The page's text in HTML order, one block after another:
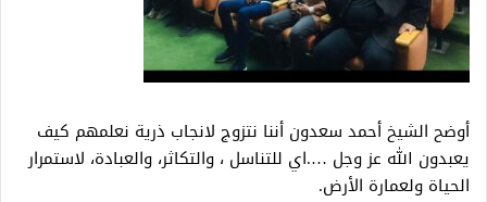
أوضح الشيخ أحمد سعدون أننا نتزوج لانجاب ذرية نعلمهم كيف
يعبدون الله عز وجل ….اي للتناسل ، والتكاثر، والعبادة، لاستمرار
الحياة ولعمارة الأرض.